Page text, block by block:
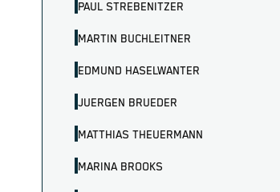
PAUL STREBENITZER
MARTIN BUCHLEITNER
EDMUND HASELWANTER
JUERGEN BRUEDER
MATTHIAS THEUERMANN
MARINA BROOKS